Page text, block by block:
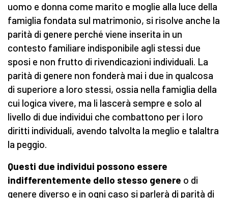
uomo e donna come marito e moglie alla luce della
famiglia fondata sul matrimonio, si risolve anche la
parità di genere perché viene inserita in un
contesto familiare indisponibile agli stessi due
sposi e non frutto di rivendicazioni individuali. La
parità di genere non fonderà mai i due in qualcosa
di superiore a loro stessi, ossia nella famiglia della
cui logica vivere, ma li lascerà sempre e solo al
livello di due individui che combattono per i loro
diritti individuali, avendo talvolta la meglio e talaltra
la peggio.
Questi due individui possono essere
indifferentemente dello stesso genere o di
genere diverso e in ogni caso si parlerà di parità di